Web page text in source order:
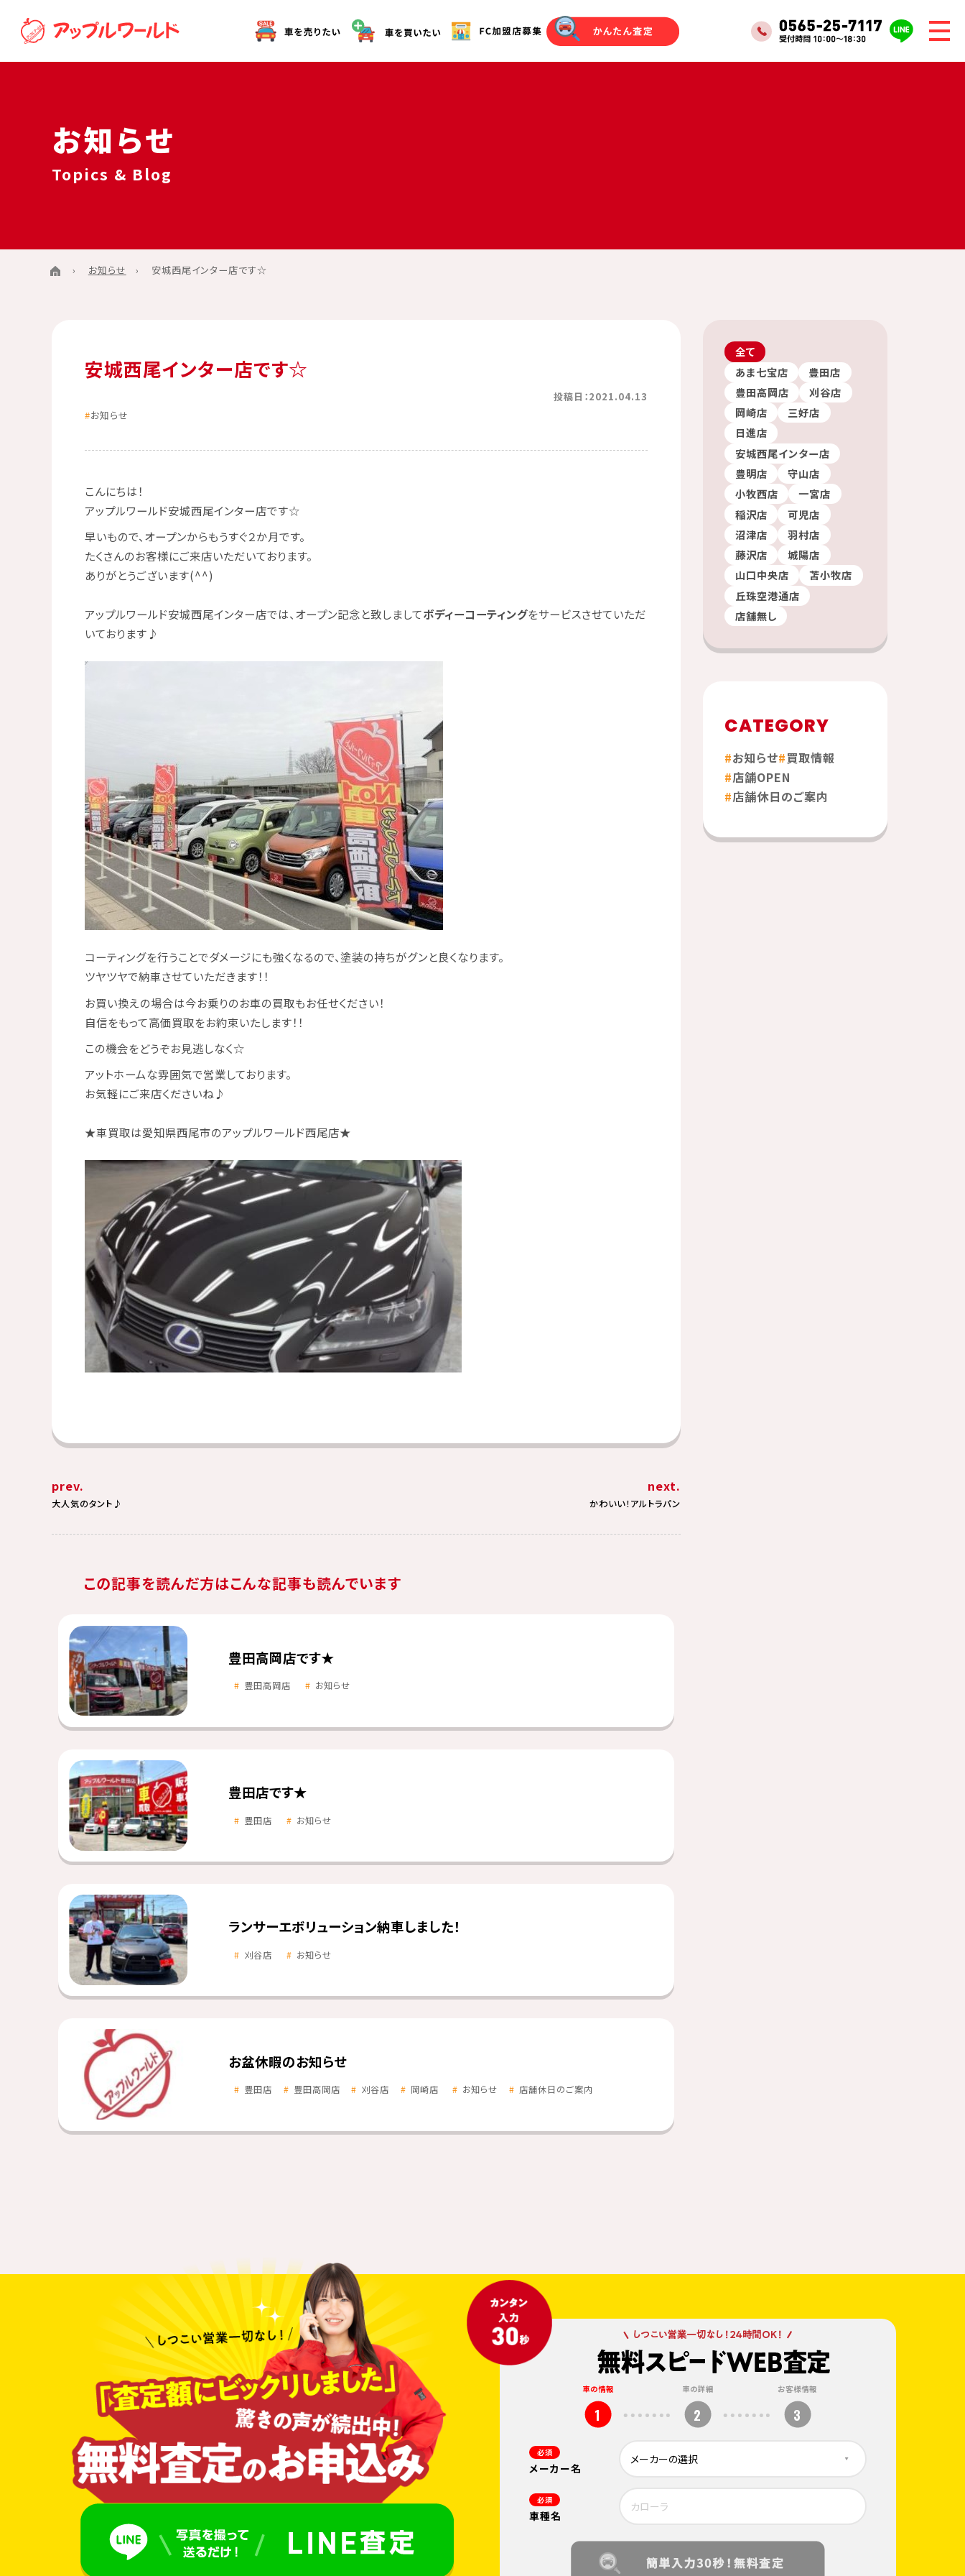
お知らせ
Topics & Blog
お知らせ 安城西尾インター店です☆
安城西尾インター店です☆
投稿日：2021.04.13
お知らせ
こんにちは！
アップルワールド安城西尾インター店です☆
早いもので、オープンからもうすぐ２か月です。
たくさんのお客様にご来店いただいております。
ありがとうございます(^^)
アップルワールド安城西尾インター店では、オープン記念と致しましてボディーコーティングをサービスさせていただ
いております♪
コーティングを行うことでダメージにも強くなるので、塗装の持ちがグンと良くなります。
ツヤツヤで納車させていただきます！！
お買い換えの場合は今お乗りのお車の買取もお任せください！
自信をもって高価買取をお約束いたします！！
この機会をどうぞお見逃しなく☆
アットホームな雰囲気で営業しております。
お気軽にご来店くださいね♪
★車買取は愛知県西尾市のアップルワールド西尾店★
prev.
大人気のタント♪
next.
かわいい！アルトラパン
この記事を読んだ方はこんな記事も読んでいます
豊田高岡店です★
豊田高岡店 お知らせ
豊田店です★
豊田店 お知らせ
ランサーエボリューション納車しました！
刈谷店 お知らせ
お盆休暇のお知らせ
豊田店 豊田高岡店 刈谷店 岡崎店 お知らせ 店舗休日のご案内
全て
あま七宝店
豊田店
豊田高岡店
刈谷店
岡崎店
三好店
日進店
安城西尾インター店
豊明店
守山店
小牧西店
一宮店
稲沢店
可児店
沼津店
羽村店
藤沢店
城陽店
山口中央店
苫小牧店
丘珠空港通店
店舗無し
CATEGORY
お知らせ 買取情報
店舗OPEN
店舗休日のご案内
車の情報
1
車の詳細
2
お客様情報
3
必須
メーカー名
必須
車種名